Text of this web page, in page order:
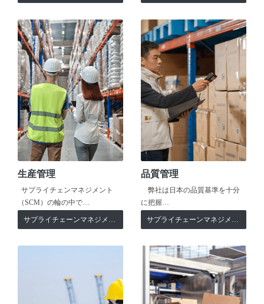
生産管理
サプライチェンマネジメント
（SCM）の輪の中で…
サプライチェーンマネジメント
品質管理
弊社は日本の品質基準を十分
に把握…
サプライチェーンマネジメント